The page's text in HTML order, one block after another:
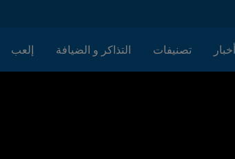
أخبار تصنيفات التذاكر و الضيافة إلعب